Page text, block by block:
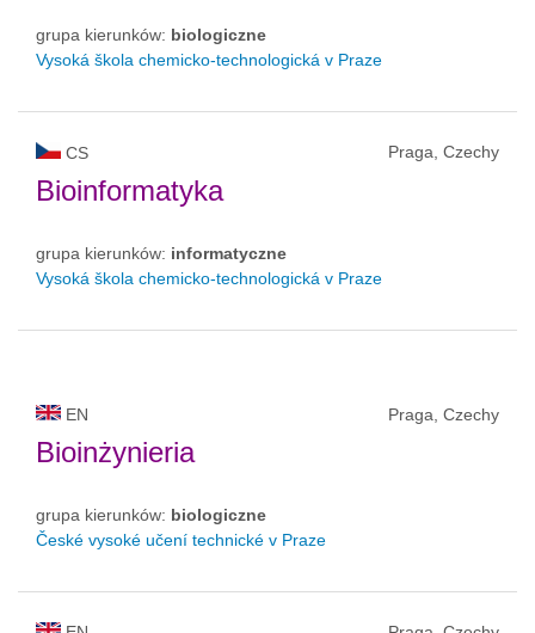
grupa kierunków: biologiczne
Vysoká škola chemicko-technologická v Praze
CS Praga, Czechy
Bioinformatyka
grupa kierunków: informatyczne
Vysoká škola chemicko-technologická v Praze
EN Praga, Czechy
Bioinżynieria
grupa kierunków: biologiczne
České vysoké učení technické v Praze